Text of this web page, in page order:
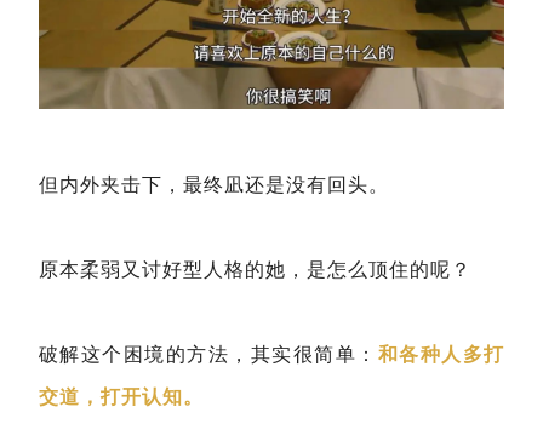
但内外夹击下，最终凪还是没有回头。
原本柔弱又讨好型人格的她，是怎么顶住的呢？
破解这个困境的方法，其实很简单： 和各种人多打
交道，打开认知。